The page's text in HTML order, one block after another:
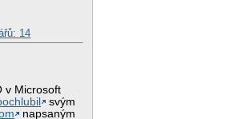
14
v Microsoft
svým
napsaným